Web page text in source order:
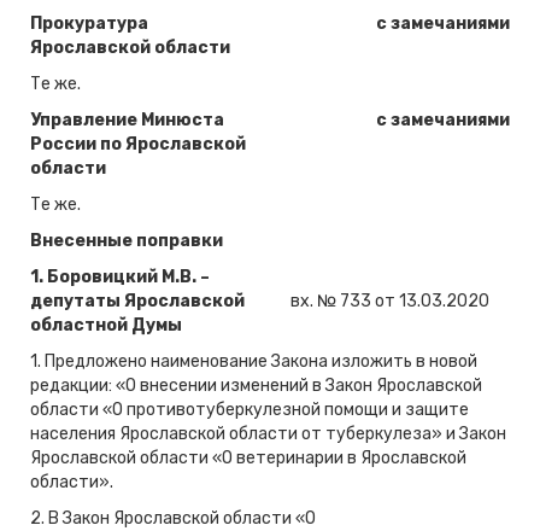
Прокуратура
Ярославской области
с замечаниями
Те же.
Управление Минюста
России по Ярославской
области
с замечаниями
Те же.
Внесенные поправки
1. Боровицкий М.В. –
депутаты Ярославской
областной Думы
вх. № 733 от 13.03.2020
1. Предложено наименование Закона изложить в новой
редакции: «О внесении изменений в Закон Ярославской
области «О противотуберкулезной помощи и защите
населения Ярославской области от туберкулеза» и Закон
Ярославской области «О ветеринарии в Ярославской
области».
2. В Закон Ярославской области «О